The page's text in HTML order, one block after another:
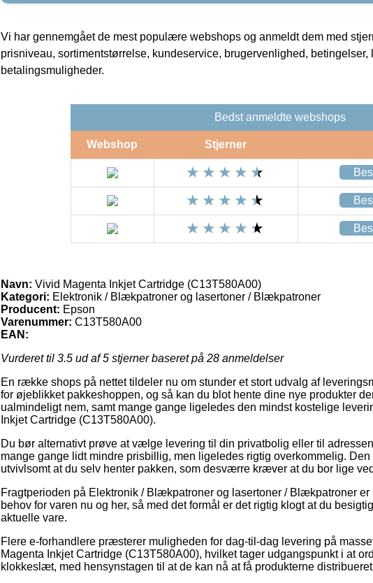
Vi har gennemgået de mest populære webshops og anmeldt dem med
prisniveau, sortimentstørrelse, kundeservice, brugervenlighed, betingelser,
betalingsmuligheder.
Bedst anmeldte webshops
Webshop Stjerner
Navn: Vivid Magenta Inkjet Cartridge (C13T580A00)
Kategori: Elektronik / Blækpatroner og lasertoner / Blækpatroner
Producent: Epson
Varenummer: C13T580A00
EAN:
Vurderet til 3.5 ud af 5 stjerner baseret på 28 anmeldelser
En række shops på nettet tildeler nu om stunder et stort udvalg af
for øjeblikket pakkeshoppen, og så kan du blot hente dine nye produkter
ualmindeligt nem, samt mange gange ligeledes den mindst kostelige
Inkjet Cartridge (C13T580A00).
Du bør alternativt prøve at vælge levering til din privatbolig eller til
mange gange lidt mindre prisbillig, men ligeledes rigtig overkommelig.
utvivlsomt at du selv henter pakken, som desværre kræver at du bor lige
Fragtperioden på Elektronik / Blækpatroner og lasertoner / Blækpatroner
behov for varen nu og her, så med det formål er det rigtig klogt at du
aktuelle vare.
Flere e-forhandlere præsterer muligheden for dag-til-dag levering på
Magenta Inkjet Cartridge (C13T580A00), hvilket tager udgangspunkt i at
klokkeslæt, med hensynstagen til at de kan nå at få produkterne